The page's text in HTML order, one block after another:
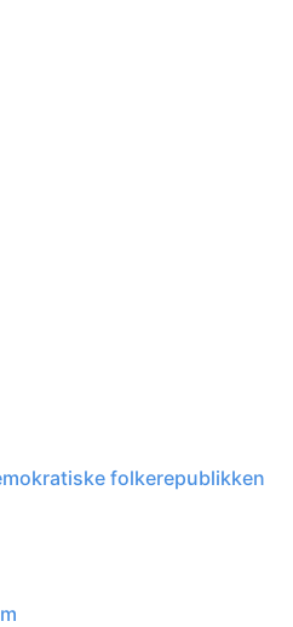
folkerepublikken